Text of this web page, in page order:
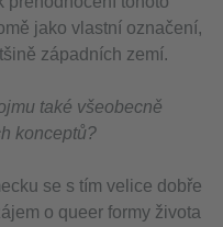
jako vlastní označení,
západních zemí.
také všeobecně
konceptů?
se s tím velice dobře
o queer formy života